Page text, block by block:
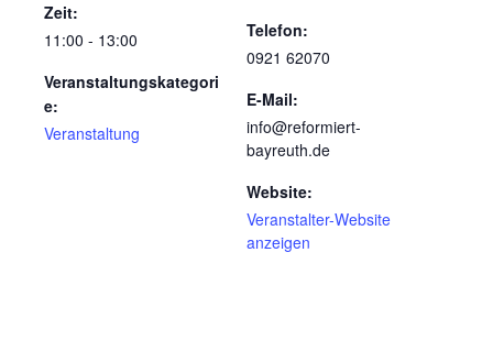
Zeit:
11:00 - 13:00
Veranstaltungskategori
e:
Veranstaltung
Telefon:
0921 62070
E-Mail:
info@reformiert-
bayreuth.de
Website:
Veranstalter-Website
anzeigen